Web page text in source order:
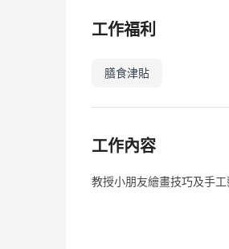
工作福利
膳食津貼
工作內容
教授小朋友繪畫技巧及手